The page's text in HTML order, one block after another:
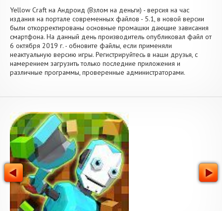
Yellow Craft на Андроид (Взлом на деньги) - версия на час
издания на портале современных файлов - 5.1, в новой версии
были откорректированы основные промашки дающие зависания
смартфона. На данный день производитель опубликовал файл от
6 октября 2019 г. - обновите файлы, если применяли
неактуальную версию игры. Регистрируйтесь в наши друзья, с
намерением загрузить только последние приложения и
различные программы, проверенные администраторами.